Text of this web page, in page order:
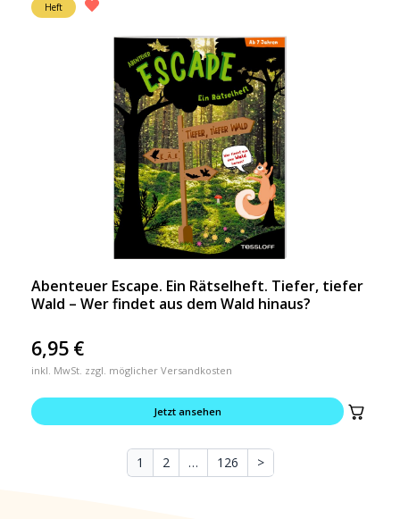
Heft
Abenteuer Escape. Ein Rätselheft. Tiefer, tiefer
Wald – Wer findet aus dem Wald hinaus?
6,95 €
inkl. MwSt. zzgl. möglicher Versandkosten
Jetzt ansehen
1 2 … 126 >